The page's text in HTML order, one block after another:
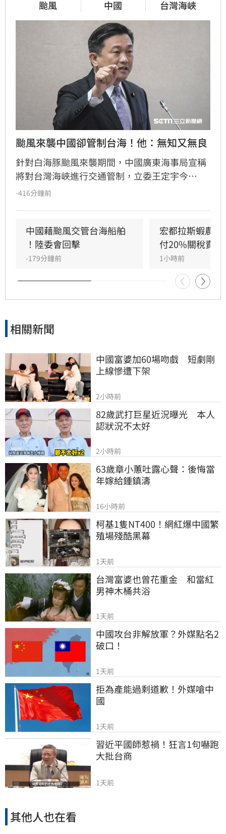
颱風 中國 台灣海峽
颱風來襲中國卻管制台海！他：無知又無良
針對白海豚颱風來襲期間，中國廣東海事局宣稱
將對台灣海峽進行交通管制，立委王定宇今
（8）日嚴詞批評，直指中國政府此舉既無知又
方，更藐視國際規範。他強調，中國人民處於水
深火熱，政府卻忙於政治操作。王定宇感嘆，中
國作為大國卻缺乏基本素質，並再次提醒「誰跟
-416分鐘前
中國藉颱風交管台海船舶
！陸委會回擊
-179分鐘前
宏都拉斯蝦農
付20%關稅賣台
1小時前
相關新聞
中國富婆加60場吻戲　短劇剛
上線慘遭下架
2小時前
82歲武打巨星近況曝光　本人
認狀況不太好
2小時前
63歲章小蕙吐露心聲：後悔當
年嫁給鍾鎮濤
16小時前
柯基1隻NT400！網紅爆中國繁
殖場殘酷黑幕
1天前
台灣富婆也曾花重金　和當紅
男神木桶共浴
1天前
中國攻台非解放軍？外媒點名2
破口！
1天前
拒為產能過剩道歉！外媒嗆中
國
1天前
習近平國師惹禍！狂言1句嚇跑
大批台商
1天前
其他人也在看